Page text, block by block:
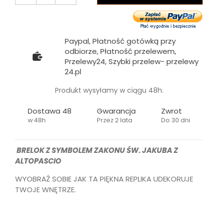
Paypal, Płatność gotówką przy
odbiorze, Płatność przelewem,
Przelewy24, Szybki przelew- przelewy
24.pl
Produkt wysyłamy w ciągu 48h.
Dostawa 48
w 48h
Gwarancja
Przez 2 lata
Zwrot
Do 30 dni
BRELOK Z SYMBOLEM ZAKONU ŚW. JAKUBA Z
ALTOPASCIO
WYOBRAŹ SOBIE JAK TA PIĘKNA REPLIKA UDEKORUJE
TWOJE WNĘTRZE.